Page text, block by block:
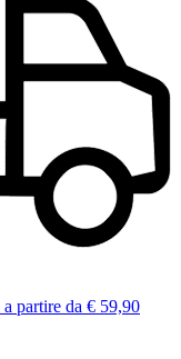
a partire da € 59,90